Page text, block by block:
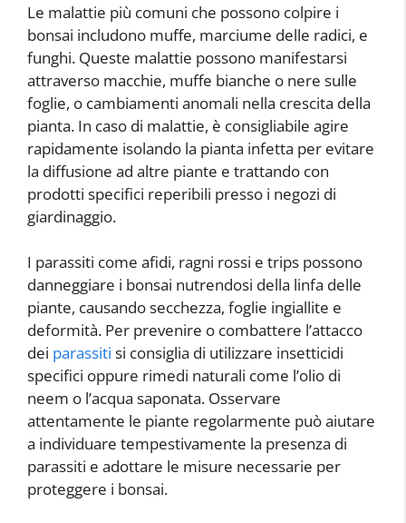
Le malattie più comuni che possono colpire i
bonsai includono muffe, marciume delle radici, e
funghi. Queste malattie possono manifestarsi
attraverso macchie, muffe bianche o nere sulle
foglie, o cambiamenti anomali nella crescita della
pianta. In caso di malattie, è consigliabile agire
rapidamente isolando la pianta infetta per evitare
la diffusione ad altre piante e trattando con
prodotti specifici reperibili presso i negozi di
giardinaggio.
I parassiti come afidi, ragni rossi e trips possono
danneggiare i bonsai nutrendosi della linfa delle
piante, causando secchezza, foglie ingiallite e
deformità. Per prevenire o combattere l’attacco
dei parassiti si consiglia di utilizzare insetticidi
specifici oppure rimedi naturali come l’olio di
neem o l’acqua saponata. Osservare
attentamente le piante regolarmente può aiutare
a individuare tempestivamente la presenza di
parassiti e adottare le misure necessarie per
proteggere i bonsai.